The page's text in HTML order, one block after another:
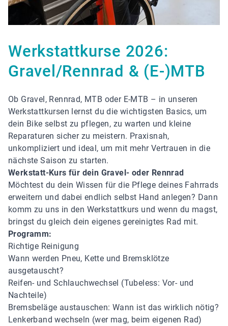
Werkstattkurse 2026:
Gravel/Rennrad & (E-)MTB
Ob Gravel, Rennrad, MTB oder E-MTB – in unseren
Werkstattkursen lernst du die wichtigsten Basics, um
dein Bike selbst zu pflegen, zu warten und kleine
Reparaturen sicher zu meistern. Praxisnah,
unkompliziert und ideal, um mit mehr Vertrauen in die
nächste Saison zu starten.
Werkstatt-Kurs für dein Gravel- oder Rennrad
Möchtest du dein Wissen für die Pflege deines Fahrrads
erweitern und dabei endlich selbst Hand anlegen? Dann
komm zu uns in den Werkstattkurs und wenn du magst,
bringst du gleich dein eigenes gereinigtes Rad mit.
Programm:
Richtige Reinigung
Wann werden Pneu, Kette und Bremsklötze
ausgetauscht?
Reifen- und Schlauchwechsel (Tubeless: Vor- und
Nachteile)
Bremsbeläge austauschen: Wann ist das wirklich nötig?
Lenkerband wechseln (wer mag, beim eigenen Rad)